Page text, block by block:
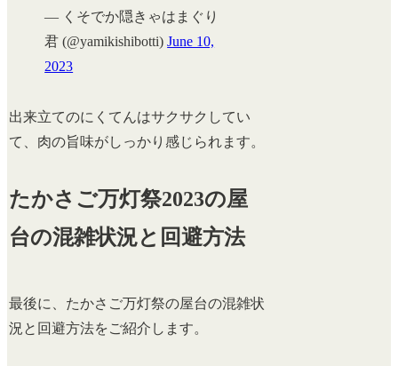
— くそでか隠きゃはまぐり
君 (@yamikishibotti)June 10,
2023
出来立てのにくてんはサクサクしてい
て、肉の旨味がしっかり感じられます。
たかさご万灯祭2023の屋
台の混雑状況と回避方法
最後に、たかさご万灯祭の屋台の混雑状
況と回避方法をご紹介します。